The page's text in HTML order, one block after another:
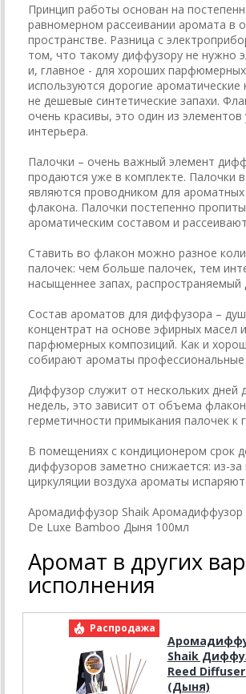
Принцип работы основан на
равномерном рассеивании аромата в
пространстве. Разница с
том, что такому диффузору не нужно
и, главное - для хороших
используются дорогие ароматические
не дешевые синтетические запахи.
очень красивы, это один из элементов
интерьера.
Палочки – очень важный элемент
продаются уже в комплекте. Палочки
являются проводником для
флакона. Палочки постепенно
ароматическим составом и
Ставить во флакон можно разное
палочек: чем больше палочек, тем
насыщеннее запах,
Состав ароматов для диффузора –
концентрат на основе эфирных масел
парфюмерных композиций. Как и
собирают ароматы
Диффузор служит от нескольких дней
недель, это зависит от объема
герметичности примыкания палочек к
В помещениях с кондиционером срок
диффузоров заметно снижается: из-за
циркуляции воздуха ароматы
Аромадиффузор Shaik Аромадиффузор
De Luxe Bamboo Дыня 100мл
Аромат в других
исполнения
Распродажа
Shaik
Reed
(Дыня)